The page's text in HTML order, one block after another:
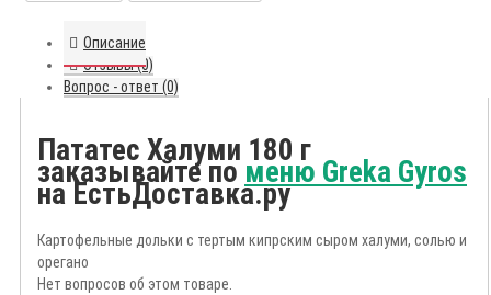
Описание
Отзывы (0)
Вопрос - ответ (0)
Пататес Халуми 180 г
заказывайте поменю Greka Gyros
на ЕстьДоставка.ру
Картофельные дольки с тертым кипрским сыром халуми, солью и
орегано
Нет вопросов об этом товаре.